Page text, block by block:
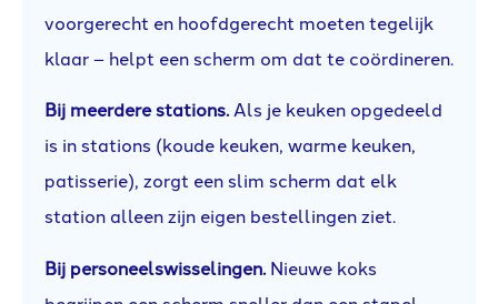
voorgerecht en hoofdgerecht moeten tegelijk
klaar – helpt een scherm om dat te coördineren.
Bij meerdere stations. Als je keuken opgedeeld
is in stations (koude keuken, warme keuken,
patisserie), zorgt een slim scherm dat elk
station alleen zijn eigen bestellingen ziet.
Bij personeelswisselingen. Nieuwe koks